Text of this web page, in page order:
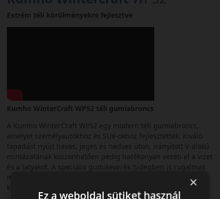
Extrém téli körülményekre fejlesztve
Kumho WinterCraft WP52 téli gumiabroncs
A Kumho WinterCraft WP52 egy modern téli gumiabroncs,
amelyet személyautókhoz és SUV-okhoz fejlesztettek. Kiváló
tapadást nyújt havas, jeges és nedves úton, irányított V-alakú
mintázatának köszönhetően pedig hatékonyan vezeti el a vizet
és a latyakot. A speciális gumikeverék hidegben is rugalmas
marad, ezáltal biztonságos fékezést és stabil
kormányozhatóságot kínál.
×
Ez a weboldal sütiket használ